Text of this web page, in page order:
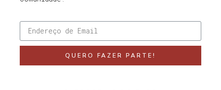
QUERO FAZER PARTE!